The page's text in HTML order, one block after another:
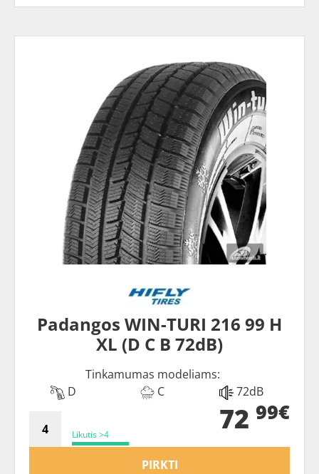
Padangos WIN-TURI 216 99 H
XL (D C B 72dB)
Tinkamumas modeliams:
D
C 72dB
Likutis >4 72 99€
PIRKTI